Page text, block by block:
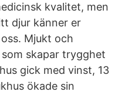
kvalitet, men
djur känner er
Mjukt och
skapar trygghet
gick med vinst, 13
ökade sin